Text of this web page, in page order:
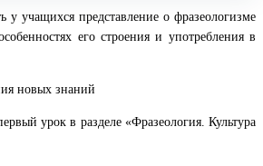
у учащихся представление о фразеологизме
его строения и употребления в
новых знаний
урок в разделе «Фразеология. Культура